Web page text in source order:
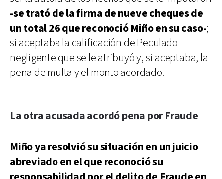
-se trató de la firma de nueve cheques de
un total 26 que reconoció Miño en su caso-;
si aceptaba la calificación de Peculado
negligente que se le atribuyó y, si aceptaba, la
pena de multa y el monto acordado.
La otra acusada acordó pena por Fraude
Miño ya resolvió su situación en un juicio
abreviado en el que reconoció su